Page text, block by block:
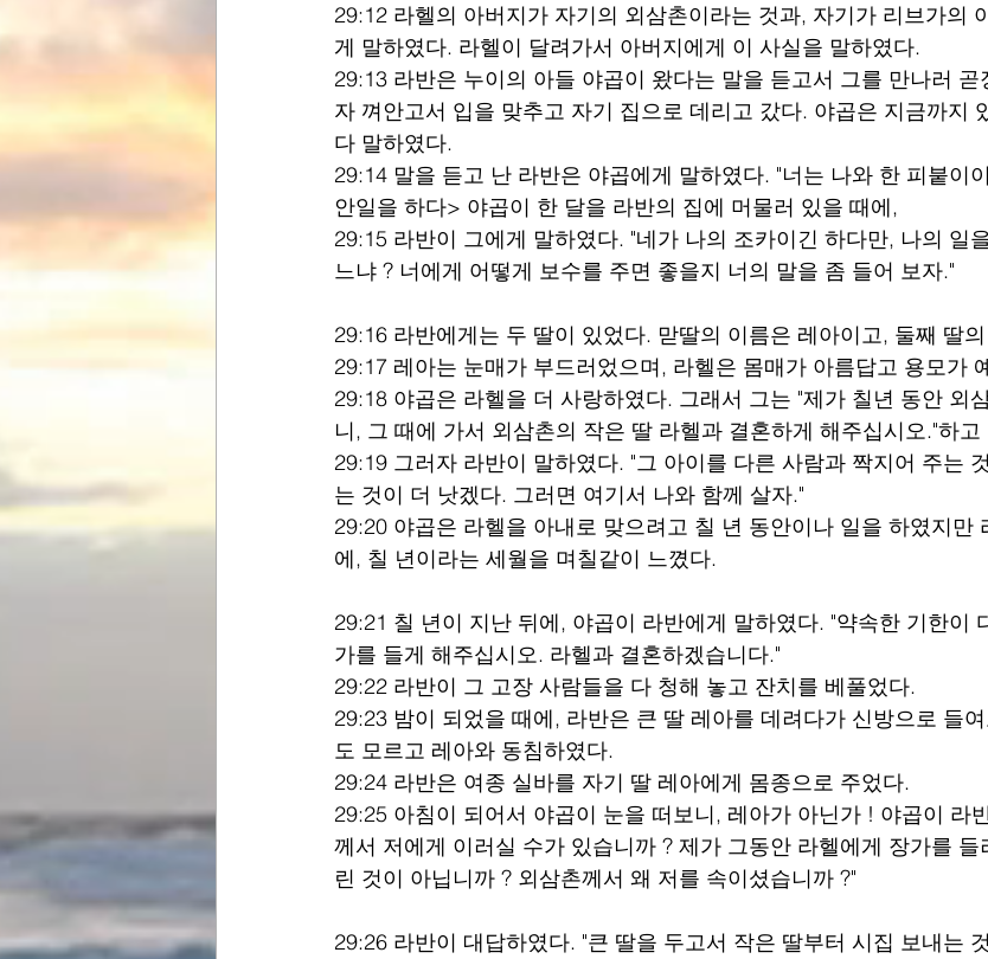
29:12 라헬의 아버지가 자기의 외삼촌이라는 것과, 자기가 리브가의
게 말하였다. 라헬이 달려가서 아버지에게 이 사실을 말하였다.
29:13 라반은 누이의 아들 야곱이 왔다는 말을 듣고서 그를 만나러
자 껴안고서 입을 맞추고 자기 집으로 데리고 갔다. 야곱은 지금까지
다 말하였다.
29:14 말을 듣고 난 라반은 야곱에게 말하였다. "너는 나와 한 피붙이
안일을 하다> 야곱이 한 달을 라반의 집에 머물러 있을 때에,
29:15 라반이 그에게 말하였다. "네가 나의 조카이긴 하다만, 나의 일
느냐 ? 너에게 어떻게 보수를 주면 좋을지 너의 말을 좀 들어 보자."
29:16 라반에게는 두 딸이 있었다. 맏딸의 이름은 레아이고, 둘째 딸
29:17 레아는 눈매가 부드러었으며, 라헬은 몸매가 아름답고 용모가
29:18 야곱은 라헬을 더 사랑하였다. 그래서 그는 "제가 칠년 동안 외
니, 그 때에 가서 외삼촌의 작은 딸 라헬과 결혼하게 해주십시오."하고
29:19 그러자 라반이 말하였다. "그 아이를 다른 사람과 짝지어 주는
는 것이 더 낫겠다. 그러면 여기서 나와 함께 살자."
29:20 야곱은 라헬을 아내로 맞으려고 칠 년 동안이나 일을 하였지만
에, 칠 년이라는 세월을 며칠같이 느꼈다.
29:21 칠 년이 지난 뒤에, 야곱이 라반에게 말하였다. "약속한 기한이
가를 들게 해주십시오. 라헬과 결혼하겠습니다."
29:22 라반이 그 고장 사람들을 다 청해 놓고 잔치를 베풀었다.
29:23 밤이 되었을 때에, 라반은 큰 딸 레아를 데려다가 신방으로 들
도 모르고 레아와 동침하였다.
29:24 라반은 여종 실바를 자기 딸 레아에게 몸종으로 주었다.
29:25 아침이 되어서 야곱이 눈을 떠보니, 레아가 아닌가 ! 야곱이 라
께서 저에게 이러실 수가 있습니까 ? 제가 그동안 라헬에게 장가를
린 것이 아닙니까 ? 외삼촌께서 왜 저를 속이셨습니까 ?"
29:26 라반이 대답하였다. "큰 딸을 두고서 작은 딸부터 시집 보내는